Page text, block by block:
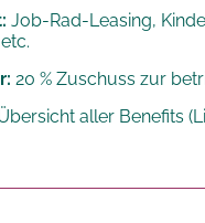
Job-Rad-Leasing,
20 % Zuschuss zur
aller Benefits